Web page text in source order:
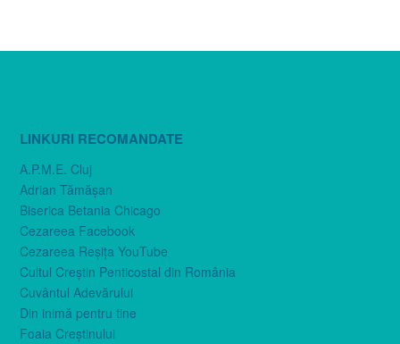
LINKURI RECOMANDATE
A.P.M.E. Cluj
Adrian Tămăşan
Biserica Betania Chicago
Cezareea Facebook
Cezareea Reşiţa YouTube
Cultul Creştin Penticostal din România
Cuvântul Adevărului
Din inimă pentru tine
Foaia Creştinului